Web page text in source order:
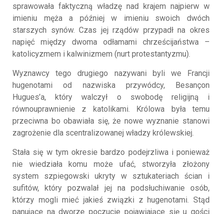
sprawowała faktyczną władzę nad krajem najpierw w
imieniu męża a później w imieniu swoich dwóch
starszych synów. Czas jej rządów przypadł na okres
napięć między dwoma odłamami chrześcijaństwa –
katolicyzmem i kalwinizmem (nurt protestantyzmu).
Wyznawcy tego drugiego nazywani byli we Francji
hugenotami od nazwiska przywódcy, Besançon
Hugues’a, który walczył o swobodę religijną i
równouprawnienie z katolikami. Królowa była temu
przeciwna bo obawiała się, że nowe wyznanie stanowi
zagrożenie dla scentralizowanej władzy królewskiej.
Stała się w tym okresie bardzo podejrzliwa i ponieważ
nie wiedziała komu może ufać, stworzyła złożony
system szpiegowski ukryty w sztukateriach ścian i
sufitów, który pozwalał jej na podsłuchiwanie osób,
którzy mogli mieć jakieś związki z hugenotami. Stąd
panujące na dworze poczucie pojawiające się u gości